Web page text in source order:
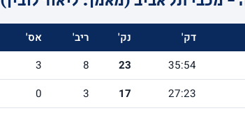
דק' נק' ריב' אס'
35:54
23
8
3
27:23
17
3
0